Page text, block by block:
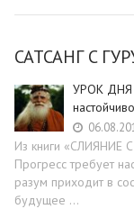
САТСАНГ C
УРОК ДНЯ
Из книги
Прогресс требует
разум приходит в
будущее …